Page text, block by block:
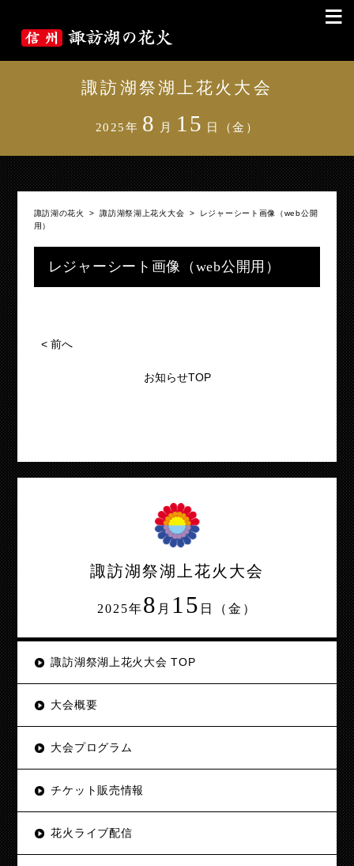
≡
諏訪湖祭湖上花火大会
2025年 8 月 15 日（金）
諏訪湖の花火 >諏訪湖祭湖上花火大会 >
レジャーシート画像（web公開
用）
レジャーシート画像（web公開用）
<前へ
お知らせTOP
諏訪湖祭湖上花火大会
2025年8 月 15 日（金）
諏訪湖祭湖上花火大会 TOP
大会概要
大会プログラム
チケット販売情報
花火ライブ配信